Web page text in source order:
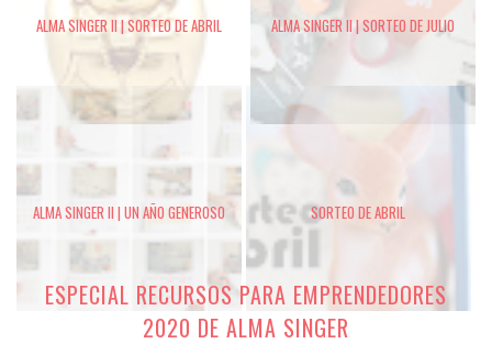
ALMA SINGER II | SORTEO DE ABRIL ALMA SINGER II | SORTEO DE JULIO
ALMA SINGER II | UN AÑO GENEROSO SORTEO DE ABRIL
ESPECIAL RECURSOS PARA EMPRENDEDORES
2020 DE ALMA SINGER